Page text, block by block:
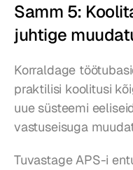
Samm 5:
juhtige
Korraldage
praktilisi koolitusi
uue süsteemi
vastuseisuga
Tuvastage APS-i